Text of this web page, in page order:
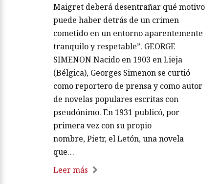
Maigret deberá desentrañar qué motivo
puede haber detrás de un crimen
cometido en un entorno aparentemente
tranquilo y respetable”. GEORGE
SIMENON Nacido en 1903 en Lieja
(Bélgica), Georges Simenon se curtió
como reportero de prensa y como autor
de novelas populares escritas con
pseudónimo. En 1931 publicó, por
primera vez con su propio
nombre, Pietr, el Letón, una novela
que…
Leer más